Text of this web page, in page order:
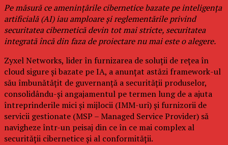
Pe măsură ce amenințările cibernetice bazate pe inteligența
artificială (AI) iau amploare și reglementările privind
securitatea cibernetică devin tot mai stricte, securitatea
integrată încă din faza de proiectare nu mai este o alegere.
Zyxel Networks, lider în furnizarea de soluții de rețea în
cloud sigure și bazate pe IA, a anunțat astăzi framework-ul
său îmbunătățit de guvernanță a securității produselor,
consolidându-și angajamentul pe termen lung de a ajuta
întreprinderile mici și mijlocii (IMM-uri) și furnizorii de
servicii gestionate (MSP – Managed Service Provider) să
navigheze într-un peisaj din ce în ce mai complex al
securității cibernetice și al conformității.